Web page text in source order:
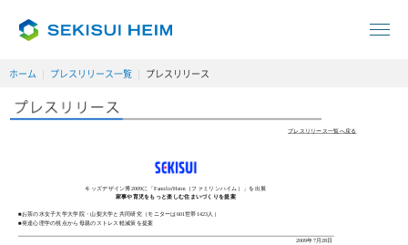
ホーム プレスリリース一覧 プレスリリース
プレスリリース一覧へ戻る
キッズデザイン博2009に「Familin'Heim（ファミリンハイム）」を出展
家事や育児をもっと楽しむ住まいづくりを提案
■お茶の水女子大学大学院・山梨大学と共同研究（モニターは601世帯1423人）
■発達心理学の視点から母親のストレス軽減策を提案
2009年7月28日